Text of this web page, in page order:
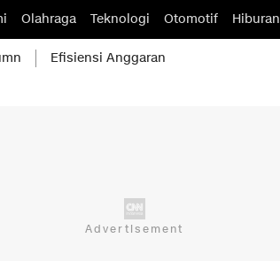
Olahraga Teknologi Otomotif Hiburan
Efisiensi Anggaran